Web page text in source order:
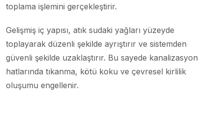
toplama işlemini gerçekleştirir.
Gelişmiş iç yapısı, atık sudaki yağları yüzeyde
toplayarak düzenli şekilde ayrıştırır ve sistemden
güvenli şekilde uzaklaştırır. Bu sayede kanalizasyon
hatlarında tıkanma, kötü koku ve çevresel kirlilik
oluşumu engellenir.